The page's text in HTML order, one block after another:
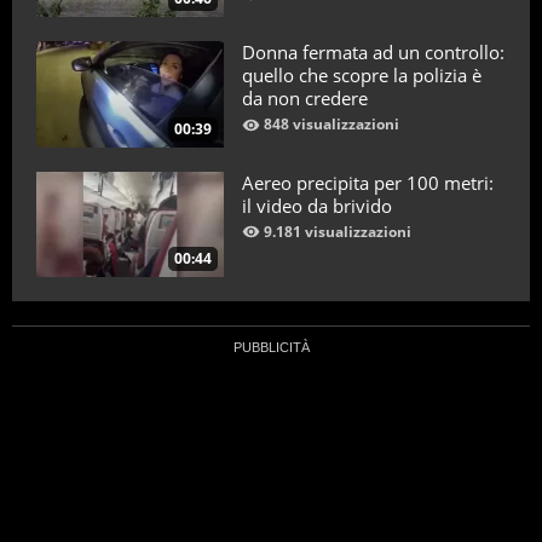
00:39
Donna fermata ad un controllo:
quello che scopre la polizia è
da non credere
848 visualizzazioni
00:44
Aereo precipita per 100 metri:
il video da brivido
9.181 visualizzazioni